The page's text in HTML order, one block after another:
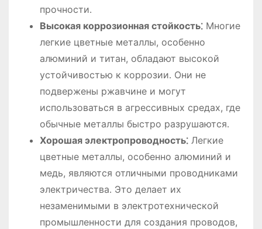
прочности․
Высокая коррозионная стойкость⁚Многие
легкие цветные металлы, особенно
алюминий и титан, обладают высокой
устойчивостью к коррозии․ Они не
подвержены ржавчине и могут
использоваться в агрессивных средах, где
обычные металлы быстро разрушаются․
Хорошая электропроводность⁚Легкие
цветные металлы, особенно алюминий и
медь, являются отличными проводниками
электричества․ Это делает их
незаменимыми в электротехнической
промышленности для создания проводов,